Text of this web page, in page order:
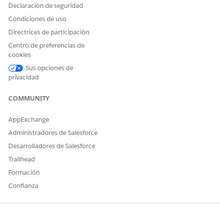
Declaración de seguridad
Condiciones de uso
Directrices de participación
Centro de preferencias de
cookies
Sus opciones de
privacidad
COMMUNITY
AppExchange
Administradores de Salesforce
Desarrolladores de Salesforce
Trailhead
Formación
Confianza